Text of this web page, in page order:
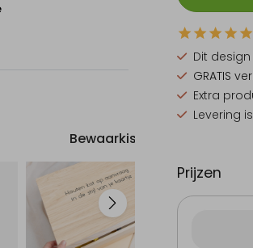
Bewaarkist
Dit design
GRATIS
Extra
Levering
Prijzen